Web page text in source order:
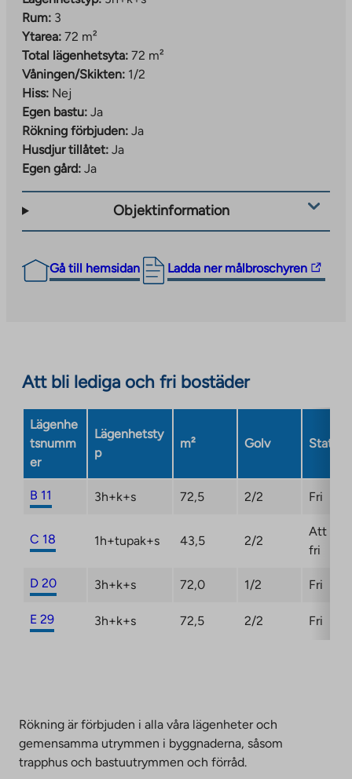
Rum: 3
Ytarea: 72 m²
Total lägenhetsyta: 72 m²
Våningen/Skikten: 1/2
Hiss: Nej
Egen bastu: Ja
Rökning förbjuden: Ja
Husdjur tillåtet: Ja
Egen gård: Ja
Objektinformation
Gå till hemsidan Ladda ner målbroschyren
The
link
external
opens
a
new
Att bli lediga och fri bostäder
Lägenhe
tsnumm
er
Lägenhetsty
p
m² Golv Status
B 11 3h+k+s 72,5 2/2 Fri
C 18 1h+tupak+s 43,5 2/2
Att bli
fri
D 20 3h+k+s 72,0 1/2 Fri
E 29 3h+k+s 72,5 2/2 Fri
Rökning är förbjuden i alla våra lägenheter och
gemensamma utrymmen i byggnaderna, såsom
trapphus och bastuutrymmen och förråd.